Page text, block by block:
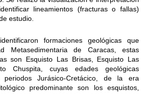
lineamientos (fracturas o fallas)
estudio.
formaciones geológicas que
Metasedimentaria de Caracas, estas
son Esquisto Las Brisas, Esquisto Las
Chuspita, cuyas edades geológicas
Jurásico-Cretácico, de la era
predominante son los esquistos,